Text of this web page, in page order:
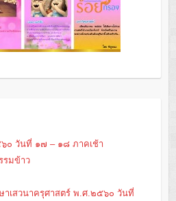
๐ วันที่ ๑๗ – ๑๘ ภาคเช้า
รมข้าว
าเสวนาครุศาสตร์ พ.ศ.๒๕๖๐ วันที่